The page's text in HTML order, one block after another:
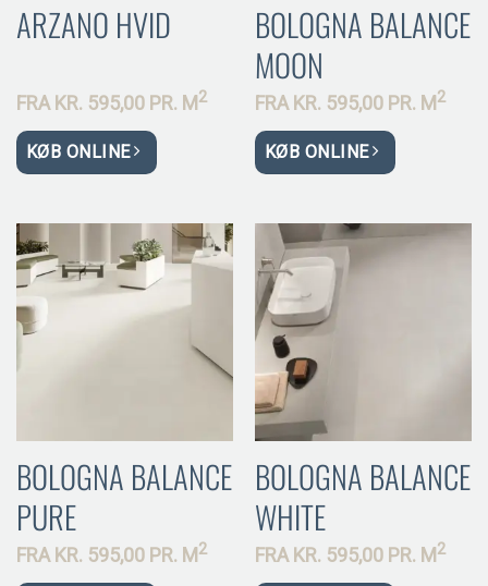
ARZANO HVID
FRA KR. 595,00 PR. M 2
KØB ONLINE
BOLOGNA BALANCE
MOON
FRA KR. 595,00 PR. M 2
KØB ONLINE
BOLOGNA BALANCE
PURE
FRA KR. 595,00 PR. M 2
BOLOGNA BALANCE
WHITE
FRA KR. 595,00 PR. M 2